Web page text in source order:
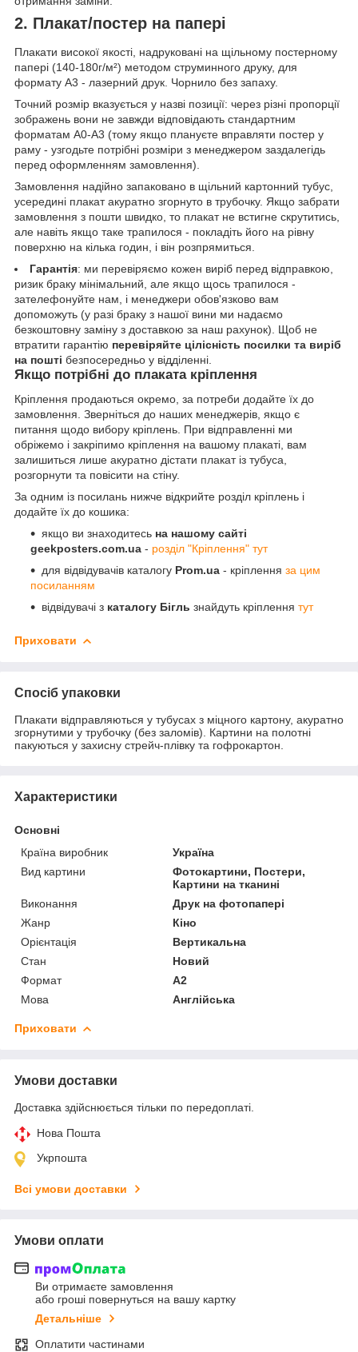
2. Плакат/постер на папері
Плакати високої якості, надруковані на щільному постерному
папері (140-180г/м²) методом струминного друку, для
формату А3 - лазерний друк. Чорнило без запаху.
Точний розмір вказується у назві позиції: через різні пропорції
зображень вони не завжди відповідають стандартним
форматам А0-А3 (тому якщо плануєте вправляти постер у
раму - узгодьте потрібні розміри з менеджером заздалегідь
перед оформленням замовлення).
Замовлення надійно запаковано в щільний картонний тубус,
усередині плакат акуратно згорнуто в трубочку. Якщо забрати
замовлення з пошти швидко, то плакат не встигне скрутитись,
але навіть якщо таке трапилося - покладіть його на рівну
поверхню на кілька годин, і він розпрямиться.
Гарантія: ми перевіряємо кожен виріб перед відправкою,
ризик браку мінімальний, але якщо щось трапилося -
зателефонуйте нам, і менеджери обов'язково вам
допоможуть (у разі браку з нашої вини ми надаємо
безкоштовну заміну з доставкою за наш рахунок). Щоб не
втратити гарантію перевіряйте цілісність посилки та виріб
на пошті безпосередньо у відділенні.
Якщо потрібні до плаката кріплення
Кріплення продаються окремо, за потреби додайте їх до
замовлення. Зверніться до наших менеджерів, якщо є
питання щодо вибору кріплень. При відправленні ми
обріжемо і закріпимо кріплення на вашому плакаті, вам
залишиться лише акуратно дістати плакат із тубуса,
розгорнути та повісити на стіну.
За одним із посилань нижче відкрийте розділ кріплень і
додайте їх до кошика:
якщо ви знаходитесь на нашому сайті
geekposters.com.ua - розділ "Кріплення" тут
для відвідувачів каталогу Prom.ua - кріплення за цим
посиланням
відвідувачі з каталогу Бігль знайдуть кріплення тут
Приховати
Спосіб упаковки
Плакати відправляються у тубусах з міцного картону, акуратно
згорнутими у трубочку (без заломів). Картини на полотні
пакуються у захисну стрейч-плівку та гофрокартон.
Характеристики
Основні
Країна виробник
Україна
Вид картини
Фотокартини, Постери,
Картини на тканині
Виконання
Друк на фотопапері
Жанр
Кіно
Орієнтація
Вертикальна
Стан
Новий
Формат
A2
Мова
Англійська
Приховати
Умови доставки
Доставка здійснюється тільки по передоплаті.
Нова Пошта
Укрпошта
Всі умови доставки
Умови оплати
Ви отримаєте замовлення
або гроші повернуться на вашу картку
Детальніше
Оплатити частинами